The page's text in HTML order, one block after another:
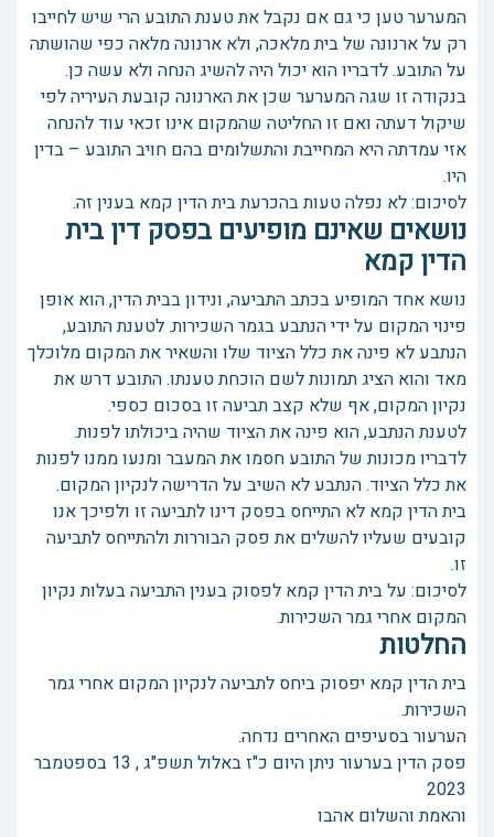
המערער טען כי גם אם נקבל את טענת התובע הרי שיש לחייבו
רק על ארנונה של בית מלאכה, ולא ארנונה מלאה כפי שהושתה
על התובע. לדבריו הוא יכול היה להשיג הנחה ולא עשה כן.
בנקודה זו שגה המערער שכן את הארנונה קובעת העיריה לפי
שיקול דעתה ואם זו החליטה שהמקום אינו זכאי עוד להנחה
אזי עמדתה היא המחייבת והתשלומים בהם חויב התובע – בדין
היו.
לסיכום: לא נפלה טעות בהכרעת בית הדין קמא בענין זה.
נושאים שאינם מופיעים בפסק דין בית
הדין קמא
נושא אחד המופיע בכתב התביעה, ונידון בבית הדין, הוא אופן
פינוי המקום על ידי הנתבע בגמר השכירות. לטענת התובע,
הנתבע לא פינה את כלל הציוד שלו והשאיר את המקום מלוכלך
מאד והוא הציג תמונות לשם הוכחת טענתו. התובע דרש את
נקיון המקום, אף שלא קצב תביעה זו בסכום כספי.
לטענת הנתבע, הוא פינה את הציוד שהיה ביכולתו לפנות.
לדבריו מכונות של התובע חסמו את המעבר ומנעו ממנו לפנות
את כלל הציוד. הנתבע לא השיב על הדרישה לנקיון המקום.
בית הדין קמא לא התייחס בפסק דינו לתביעה זו ולפיכך אנו
קובעים שעליו להשלים את פסק הבוררות ולהתייחס לתביעה
זו.
לסיכום: על בית הדין קמא לפסוק בענין התביעה בעלות נקיון
המקום אחרי גמר השכירות.
החלטות
בית הדין קמא יפסוק ביחס לתביעה לנקיון המקום אחרי גמר
השכירות.
הערעור בסעיפים האחרים נדחה.
פסק הדין בערעור ניתן היום כ"ז באלול תשפ"ג , 13 בספטמבר
2023
והאמת והשלום אהבו